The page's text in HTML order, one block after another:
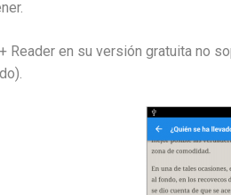
Reader en su versión gratuita no